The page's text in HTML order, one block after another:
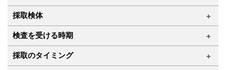
採取検体
検査を受ける時期
採取のタイミング